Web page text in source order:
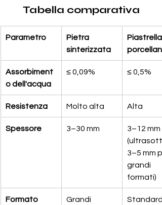
Tabella comparativa
Parametro
Pietra
sinterizzata
Piastrella
Assorbiment
o dell'acqua
≤ 0,09% ≤ 0,5%
Resistenza Molto alta Alta
Spessore 3–30 mm
3–12 mm
3–5 mm
grandi
formati)
Formato
Grandi
Standard